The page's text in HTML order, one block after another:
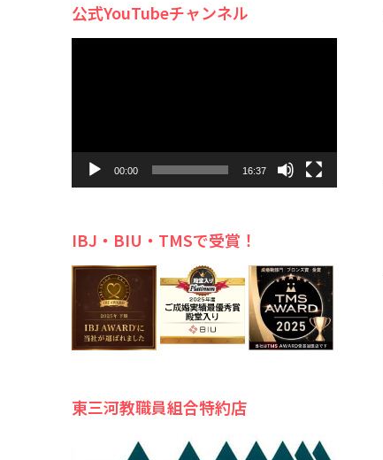
公式YouTubeチャンネル
動
00:00 16:37
IBJ・BIU・TMSで受賞！
東三河教職員組合特約店